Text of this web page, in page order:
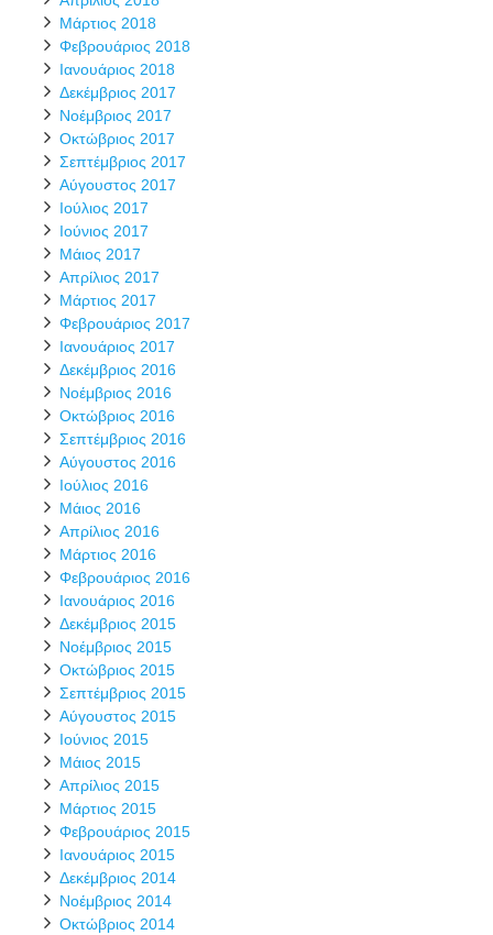
Μάρτιος 2018
Φεβρουάριος 2018
Ιανουάριος 2018
Δεκέμβριος 2017
Νοέμβριος 2017
Οκτώβριος 2017
Σεπτέμβριος 2017
Αύγουστος 2017
Ιούλιος 2017
Ιούνιος 2017
Μάιος 2017
Απρίλιος 2017
Μάρτιος 2017
Φεβρουάριος 2017
Ιανουάριος 2017
Δεκέμβριος 2016
Νοέμβριος 2016
Οκτώβριος 2016
Σεπτέμβριος 2016
Αύγουστος 2016
Ιούλιος 2016
Μάιος 2016
Απρίλιος 2016
Μάρτιος 2016
Φεβρουάριος 2016
Ιανουάριος 2016
Δεκέμβριος 2015
Νοέμβριος 2015
Οκτώβριος 2015
Σεπτέμβριος 2015
Αύγουστος 2015
Ιούνιος 2015
Μάιος 2015
Απρίλιος 2015
Μάρτιος 2015
Φεβρουάριος 2015
Ιανουάριος 2015
Δεκέμβριος 2014
Νοέμβριος 2014
Οκτώβριος 2014